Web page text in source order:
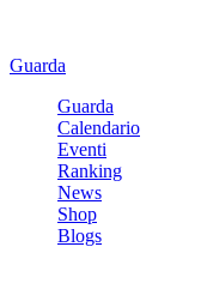
Guarda
Guarda
Calendario
Eventi
Ranking
News
Shop
Blogs